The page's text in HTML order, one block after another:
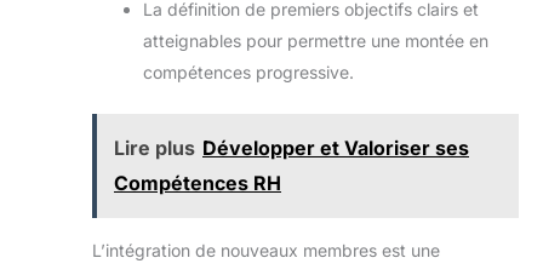
installer, seulement 6
étapes, et est livrée avec
toutes les pièces
d'utilisation détaillé, une
La définition de premiers objectifs clairs et
atteignables pour permettre une montée en
compétences progressive.
Lire plus Développer et Valoriser ses
Compétences RH
L’intégration de nouveaux membres est une